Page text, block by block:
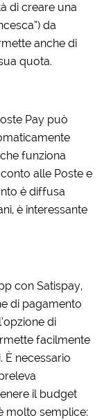
di creare una
da
anche di
quota.
Pay può
funziona
alle Poste e
è diffusa
è interessante
con Satispay,
di pagamento
di
facilmente
È necessario
il budget
molto semplice: